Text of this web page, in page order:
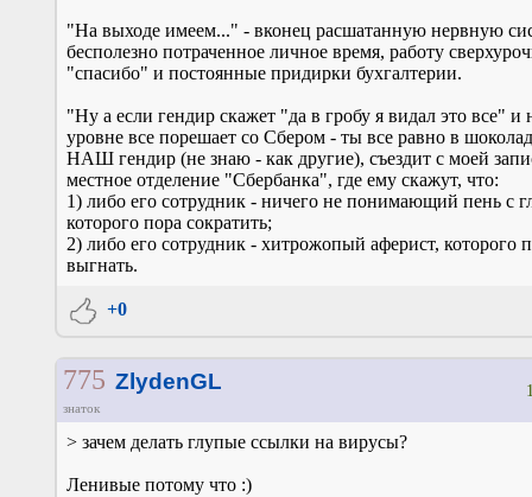
"На выходе имеем..." - вконец расшатанную нервную
бесполезно потраченное личное время, работу
"спасибо" и постоянные придирки бухгалтерии.
"Ну а если гендир скажет "да в гробу я видал это все" и
уровне все порешает со Сбером - ты все равно в
НАШ гендир (не знаю - как другие), съездит с моей
местное отделение "Сбербанка", где ему скажут, что:
1) либо его сотрудник - ничего не понимающий пень с
которого пора сократить;
2) либо его сотрудник - хитрожопый аферист, которого
выгнать.
+0
775 ZlydenGL
знаток
> зачем делать глупые ссылки на вирусы?
Ленивые потому что :)